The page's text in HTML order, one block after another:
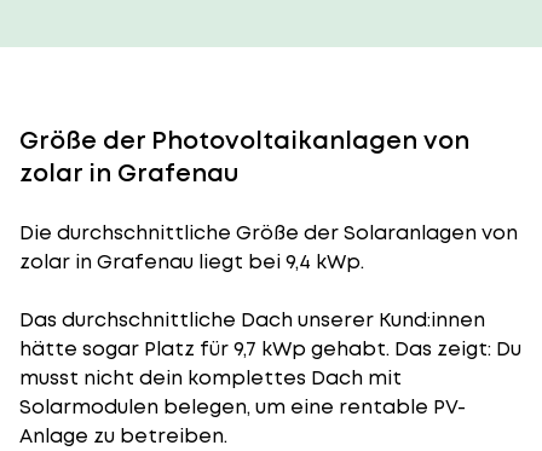
Größe der Photovoltaikanlagen von
zolar in Grafenau
Die durchschnittliche Größe der Solaranlagenvon
zolar in Grafenau liegt bei 9,4 kWp.
Das durchschnittliche Dach unserer Kund:innen
hätte sogar Platz für 9,7 kWp gehabt. Das zeigt: Du
musst nicht dein komplettes Dach mit
Solarmodulen belegen, um eine rentable PV-
Anlage zu betreiben.